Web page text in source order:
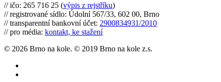
// ičo: 265 716 25 (výpis z rejstříku)
// registrované sídlo: Údolní 567/33, 602 00, Brno
// transparentní bankovní účet: 2900834931/2010
// pro média: kontakt, ke stažení
© 2026 Brno na kole. © 2019 Brno na kole z.s.